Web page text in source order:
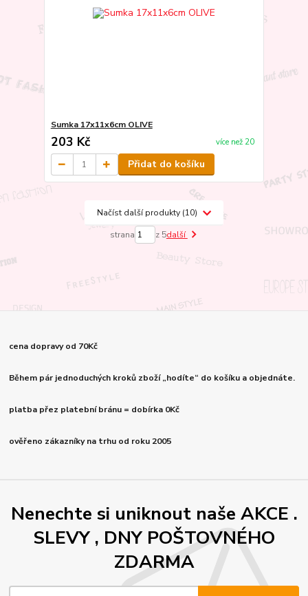
Sumka 17x11x6cm OLIVE
203 Kč více než 20
Přidat do košíku
Načíst další produkty (10)
strana z 5další
cena dopravy od 70Kč
Během pár jednoduchých kroků zboží „hodíte“ do košíku a objednáte.
platba přez platební bránu = dobírka 0Kč
ověřeno zákazníky na trhu od roku 2005
Nenechte si uniknout naše AKCE .
SLEVY , DNY POŠTOVNÉHO
ZDARMA